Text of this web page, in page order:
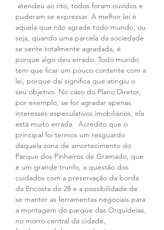
puderam se expressar. A melhor lei é
aquela que não agrade todo mundo, ou
seja, quando uma parcela da sociedade
se sente totalmente agradada, é
porque algo deu errado. Todo mundo
tem que ficar um pouco contente com a
lei, porque daí significa que atingiu o
seu objetivo. No caso do Plano Diretor,
por exemplo, se for agradar apenas
interesses especulativos imobiliários, ela
está muito errada.  Acredito que o
principal foi termos um resguardo
daquela zona de amortecimento do
Parque dos Pinheiros de Gramado, que
é um grande trunfo, a questão dos
cuidados com a preservação da borda
da Encosta do 28 e a possibilidade de
se manter as ferramentas negociais para
a montagem do parque das Orquídeias,
no morro central da cidade,